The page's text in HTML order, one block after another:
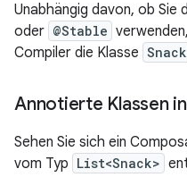
Unabhängig davon, ob Sie
oder @Stable
Compiler die Klasse Snack
Annotierte Klassen
Sehen Sie sich ein
vom Typ List<Snack>